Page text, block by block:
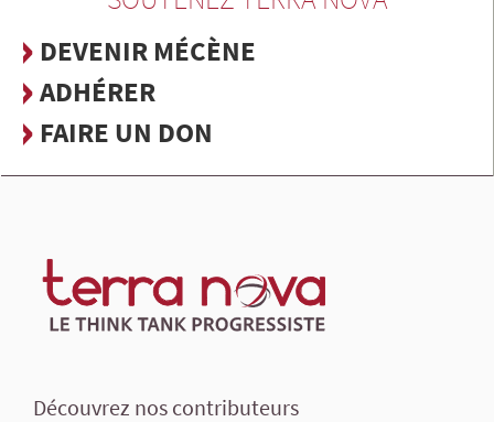
DEVENIR MÉCÈNE
ADHÉRER
FAIRE UN DON
Découvrez nos contributeurs